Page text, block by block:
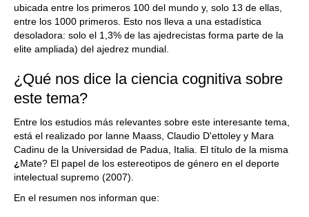
ubicada entre los primeros 100 del mundo y, solo 13 de ellas,
entre los 1000 primeros. Esto nos lleva a una estadística
desoladora: solo el 1,3% de las ajedrecistas forma parte de la
elite ampliada) del ajedrez mundial.
¿Qué nos dice la ciencia cognitiva sobre
este tema?
Entre los estudios más relevantes sobre este interesante tema,
está el realizado por lanne Maass, Claudio D'ettoley y Mara
Cadinu de la Universidad de Padua, Italia. El título de la misma
¿ Mate? El papel de los estereotipos de género en el deporte
intelectual supremo (2007).
En el resumen nos informan que: